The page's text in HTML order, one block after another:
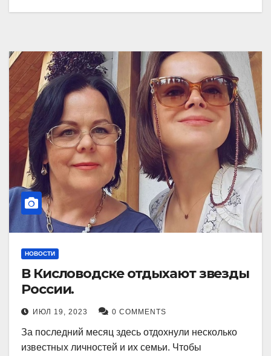
НОВОСТИ
В Кисловодске отдыхают звезды
России.
ИЮЛ 19, 2023 0 COMMENTS
За последний месяц здесь отдохнули несколько
известных личностей и их семьи. Чтобы